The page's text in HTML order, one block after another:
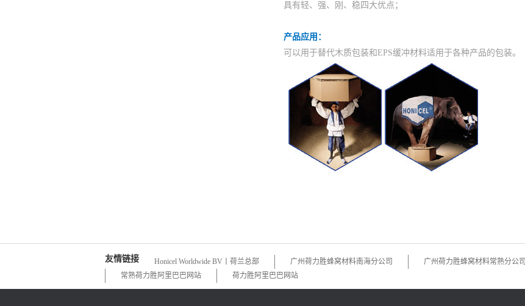
具有轻、强、刚、稳四大优点；
产品应用：
可以用于替代木质包装和EPS缓冲材料适用于各种产品的包装。
友情链接 Honicel Worldwide BV丨荷兰总部 广州荷力胜蜂窝材料南海分公司 广州荷力胜蜂窝材料常熟分公司
常熟荷力胜阿里巴巴网站
荷力胜阿里巴巴网站